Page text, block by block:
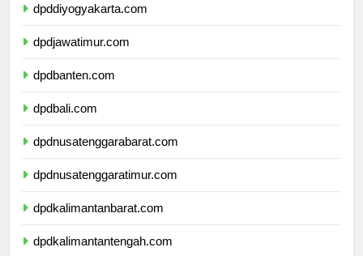
dpddiyogyakarta.com
dpdjawatimur.com
dpdbanten.com
dpdbali.com
dpdnusatenggarabarat.com
dpdnusatenggaratimur.com
dpdkalimantanbarat.com
dpdkalimantantengah.com